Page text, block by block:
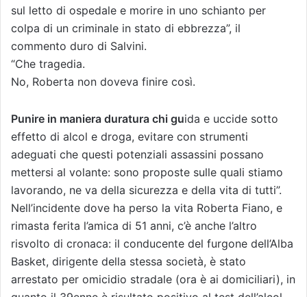
sul letto di ospedale e morire in uno schianto per
colpa di un criminale in stato di ebbrezza”, il
commento duro di Salvini.
“Che tragedia.
No, Roberta non doveva finire così.
Punire in maniera duratura chi guida e uccide sotto
effetto di alcol e droga, evitare con strumenti
adeguati che questi potenziali assassini possano
mettersi al volante: sono proposte sulle quali stiamo
lavorando, ne va della sicurezza e della vita di tutti”.
Nell’incidente dove ha perso la vita Roberta Fiano, e
rimasta ferita l’amica di 51 anni, c’è anche l’altro
risvolto di cronaca: il conducente del furgone dell’Alba
Basket, dirigente della stessa società, è stato
arrestato per omicidio stradale (ora è ai domiciliari), in